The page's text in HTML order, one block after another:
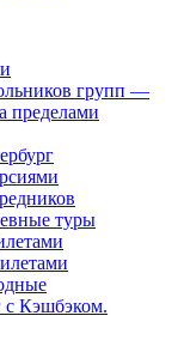
групп —
пределами
туры
с Кэшбэком.